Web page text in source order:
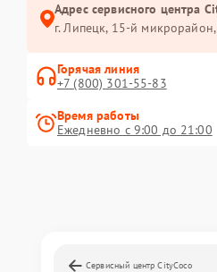
Адрес сервисного центра
г. Липецк, 15-й
Горячая линия
+7 (800) 301-55-83
Время работы
Ежедневно с 9:00 до 21:00
Сервисный центр CityCoco